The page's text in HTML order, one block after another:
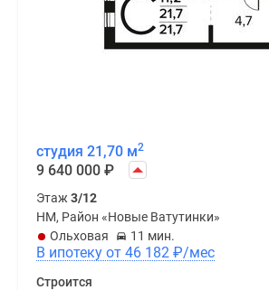
студия 21,70 м2
9 640 000 ₽
Этаж 3/12
НМ, Район «Новые Ватутинки»
Ольховая
11 мин.
В ипотеку от 46 182 ₽/мес
Строится